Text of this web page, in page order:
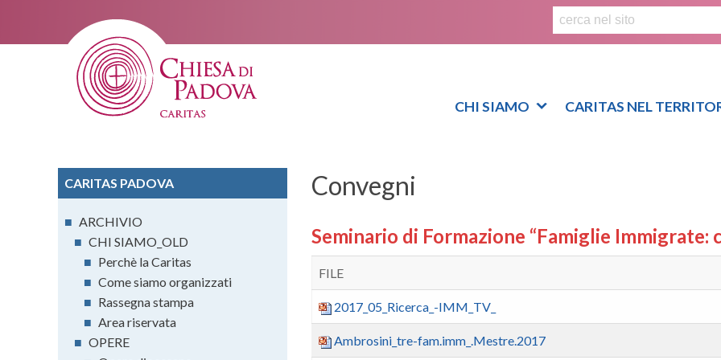
i
t
e
t
CHI SIAMO CARITAS NEL
Convegni
Seminario di Formazione “Famiglie
FILE
2017_05_Ricerca_-IMM_TV_
Ambrosini_tre-fam.imm_.Mestre.2017
CARITAS PADOVA
■ ARCHIVIO
■ CHI SIAMO_OLD
■ Perchè la Caritas
■ Come siamo organizzati
■ Rassegna stampa
■ Area riservata
■ OPERE